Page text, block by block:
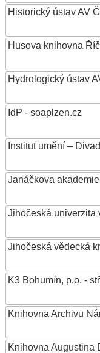
Historický ústav AV
Husova knihovna
Hydrologický ústav
IdP - soaplzen.cz
Institut umění –
Janáčkova
Jihočeská univerzita
Jihočeská vědecká
K3 Bohumín, p.o. -
Knihovna Archivu
Knihovna Augustina